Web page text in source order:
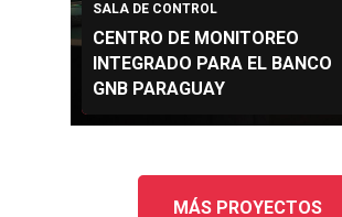
SALA DE CONTROL
CENTRO DE MONITOREO
INTEGRADO PARA EL BANCO
GNB PARAGUAY
MÁS PROYECTOS